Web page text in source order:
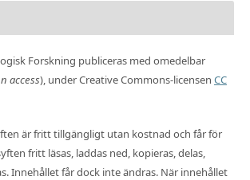
Forskning publiceras med omedelbar
access), under Creative Commons-licensen CC
är fritt tillgängligt utan kostnad och får för
fritt läsas, laddas ned, kopieras, delas,
Innehållet får dock inte ändras. När innehållet